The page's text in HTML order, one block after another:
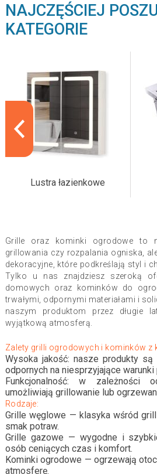
NAJCZĘŚCIEJ
KATEGORIE
Lustra łazienkowe
Grille oraz kominki ogrodowe to
grillowania czy rozpalania ogniska,
dekoracyjne, które podkreślają styl i
Tylko u nas znajdziesz szeroką
domowych oraz kominków do
trwałymi, odpornymi materiałami i
naszym produktom przez długie
wyjątkową atmosferą.
Zalety grilli ogrodowych i kominków z
Wysoka jakość: nasze produkty są
odpornych na niesprzyjające
Funkcjonalność: w zależności
umożliwiają grillowanie lub
Rodzaje:
Grille węglowe — klasyka wśród
smak potraw.
Grille gazowe — wygodne i
osób ceniących czas i komfort.
Kominki ogrodowe — ogrzewają
atmosferę.